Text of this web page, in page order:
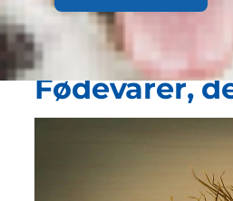
familiemedlem. Derfor er
væk fra slikskålen.
Fødevarer,